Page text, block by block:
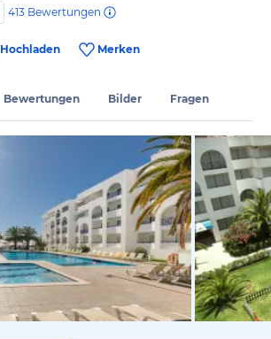
413 Bewertungen
Hochladen Merken
Bewertungen Bilder Fragen
vom